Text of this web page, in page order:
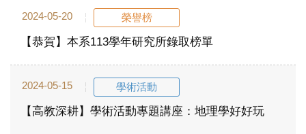
2024-05-20 榮譽榜
【恭賀】本系113學年研究所錄取榜單
2024-05-15 學術活動
【高教深耕】學術活動專題講座：地理學好好玩